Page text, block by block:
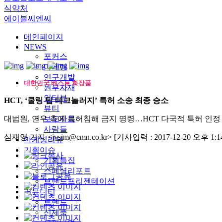
식약처
에이블씨엔씨
메인페이지
NEWS
포커스
마케팅
연구개발
원부자재
인터뷰
뷰티
보도자료
사람들
마케팅리뷰
기획이슈
기획특집
스페셜리포트
브랜드프리젠테이션
커뮤니티
트렌드
신제품
대한민국 베스트 화장품
HCT, ‘쿨링 팁 테크놀러지’ 특허 소송 최종 승소
대법원, 연우 측에 특허침해 금지 명령…HCT 다국적 특허 인정
심재영 기자 <jysim@cmn.co.kr> [기사입력 : 2017-12-20 오후